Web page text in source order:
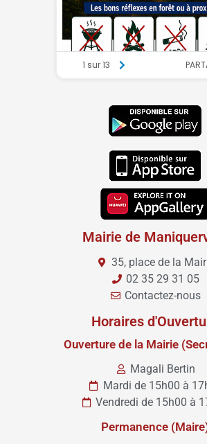
Mairie de
35, place de la
02 35 29 31 05
Contactez-nous
Horaires
Ouverture de la Mairie
Magali Bertin
Mardi de 15h00 à
Vendredi de 15h00 à
Permanence